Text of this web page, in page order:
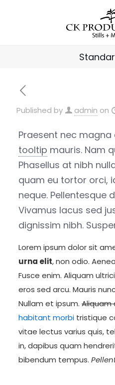
Published by admin on
Praesent nec magna
tooltip mauris. Nam
Phasellus at nibh
quam eu tortor orci,
neque. Pellentesque
Vivamus lacus sed
dignissim nibh.
Lorem ipsum dolor sit
urna elit, non odio.
Fusce enim. Aliquam
eros sed arcu. Mauris
Nullam et ipsum.Aliquam
habitant morbitristique
vitae lectus varius quis,
in, dapibus quam
bibendum tempus.